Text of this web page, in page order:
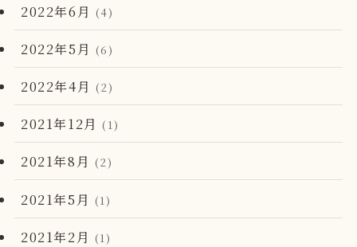
2022年6月 (4)
2022年5月 (6)
2022年4月 (2)
2021年12月 (1)
2021年8月 (2)
2021年5月 (1)
2021年2月 (1)